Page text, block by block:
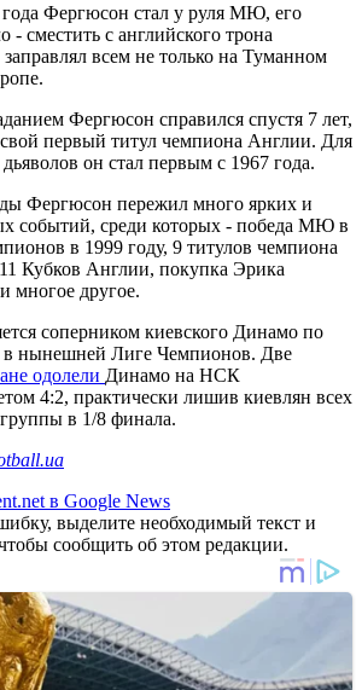
года Фергюсон стал у руля МЮ, его
- сместить с английского трона
всем не только на Туманном
Фергюсон справился спустя 7 лет,
первый титул чемпиона Англии. Для
он стал первым с 1967 года.
Фергюсон пережил много ярких и
событий, среди которых - победа МЮ в
в 1999 году, 9 титулов чемпиона
Кубков Англии, покупка Эрика
многое другое.
соперником киевского Динамо по
в нынешней Лиге Чемпионов. Две
одолели Динамо на НСК
4:2, практически лишив киевлян всех
в 1/8 финала.
в Google News
выделите необходимый текст и
сообщить об этом редакции.